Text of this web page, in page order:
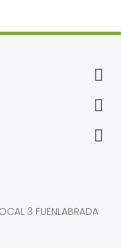



3 FUENLABRADA